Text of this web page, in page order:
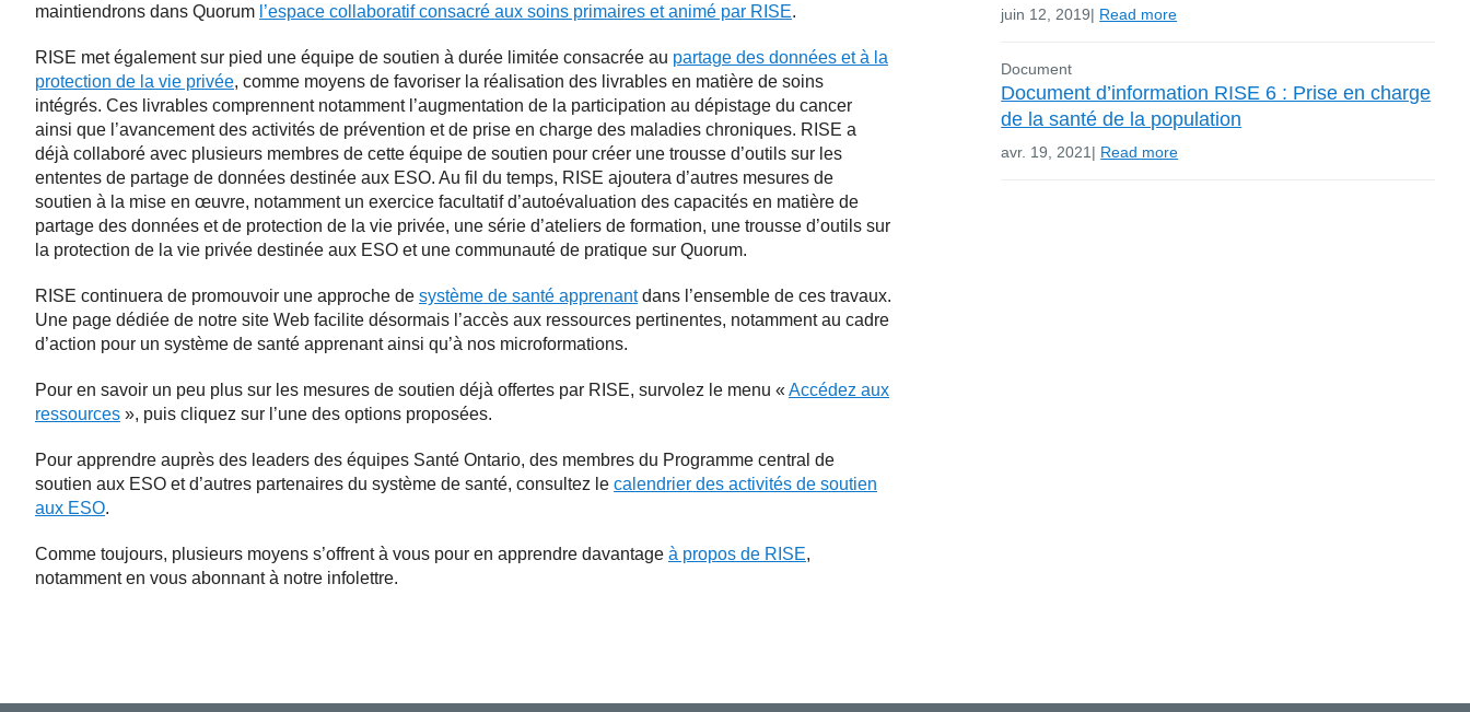
maintiendrons dans Quorum l’espace collaboratif consacré aux soins primaires et animé par RISE.
RISE met également sur pied une équipe de soutien à durée limitée consacrée au partage des données et à la
protection de la vie privée, comme moyens de favoriser la réalisation des livrables en matière de soins
intégrés. Ces livrables comprennent notamment l’augmentation de la participation au dépistage du cancer
ainsi que l’avancement des activités de prévention et de prise en charge des maladies chroniques. RISE a
déjà collaboré avec plusieurs membres de cette équipe de soutien pour créer une trousse d’outils sur les
ententes de partage de données destinée aux ESO. Au fil du temps, RISE ajoutera d’autres mesures de
soutien à la mise en œuvre, notamment un exercice facultatif d’autoévaluation des capacités en matière de
partage des données et de protection de la vie privée, une série d’ateliers de formation, une trousse d’outils sur
la protection de la vie privée destinée aux ESO et une communauté de pratique sur Quorum.
RISE continuera de promouvoir une approche de système de santé apprenantdans l’ensemble de ces travaux.
Une page dédiée de notre site Web facilite désormais l’accès aux ressources pertinentes, notamment au cadre
d’action pour un système de santé apprenant ainsi qu’à nos microformations.
Pour en savoir un peu plus sur les mesures de soutien déjà offertes par RISE, survolez le menu « Accédez aux
ressources », puis cliquez sur l’une des options proposées.
Pour apprendre auprès des leaders des équipes Santé Ontario, des membres du Programme central de
soutien aux ESO et d’autres partenaires du système de santé, consultez le calendrier des activités de soutien
aux ESO.
Comme toujours, plusieurs moyens s’offrent à vous pour en apprendre davantage à propos de RISE,
notamment en vous abonnant à notre infolettre.
juin 12, 2019| Read more
Document
Document d’information RISE 6 : Prise en charge
de la santé de la population
avr. 19, 2021 | Read more